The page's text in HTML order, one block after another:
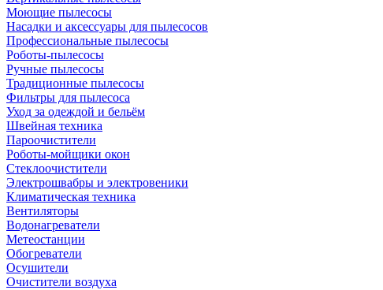
Моющие пылесосы
Насадки и аксессуары для пылесосов
Профессиональные пылесосы
Роботы-пылесосы
Ручные пылесосы
Традиционные пылесосы
Фильтры для пылесоса
Уход за одеждой и бельём
Швейная техника
Пароочистители
Роботы-мойщики окон
Стеклоочистители
Электрошвабры и электровеники
Климатическая техника
Вентиляторы
Водонагреватели
Метеостанции
Обогреватели
Осушители
Очистители воздуха